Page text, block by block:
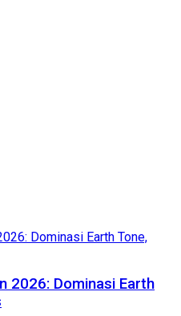
2026: Dominasi Earth